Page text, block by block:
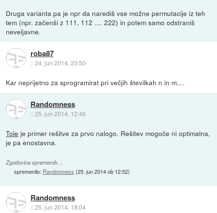
Druga varianta pa je npr da narediš vse možne permutacije iz teh
tem (npr. začenši z 111, 112 .... 222) in potem samo odstraniš
neveljavne.
roba87
::24. jun 2014, 23:50
Kar neprijetno za sprogramirat pri večjih številkah n in m....
Randomness
::25. jun 2014, 12:46
Tole je primer rešitve za prvo nalogo. Rešitev mogoče ni optimalna,
je pa enostavna.
Zgodovina sprememb…
spremenilo: Randomness (25. jun 2014 ob 12:52)
Randomness
::25. jun 2014, 18:04